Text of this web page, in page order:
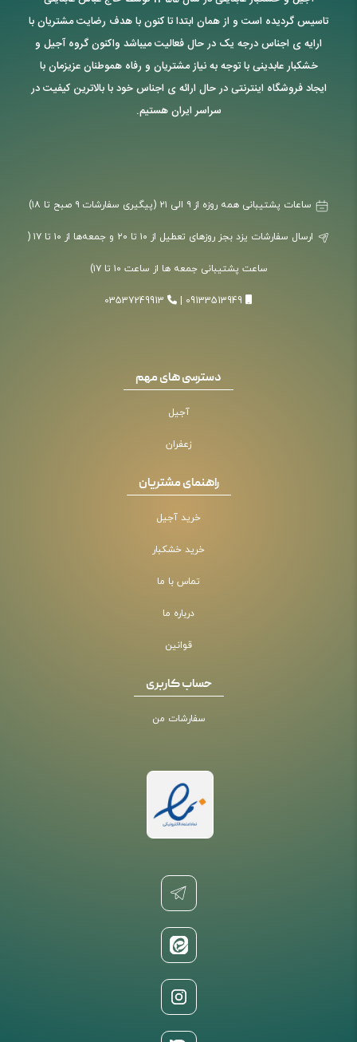
تاسیس گردیده است و از همان ابتدا تا کنون با هدف رضایت مشتریان با
ارایه ی اجناس درجه یک در حال فعالیت میباشد واکنون گروه آجیل و
خشکبار عابدینی با توجه به نیاز مشتریان و رفاه هموطنان عزیزمان با
ایجاد فروشگاه اینترنتی در حال ارائه ی اجناس خود با بالاترین کیفیت در
سراسر ایران هستیم.
ارسال سفارشات یزد بجز روزهای تعطیل از ۱۰ تا ۲۰ و جمعه‌ها از ۱۰ تا ۱۷ (
ساعت پشتیبانی جمعه ها از ساعت ۱۰ تا ۱۷)
09133513949
03537249913
دسترسی های مهم
آجیل
زعفران
راهنمای مشتریان
خرید آجیل
خرید خشکبار
تماس با ما
درباره ما
قوانین
حساب کاربری
سفارشات من